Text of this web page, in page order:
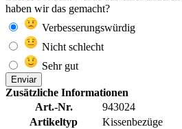
haben wir das gemacht?
Verbesserungswürdig
Nicht schlecht
Sehr gut
Enviar
Zusätzliche Informationen
Art.-Nr.
943024
Artikeltyp
Kissenbezüge